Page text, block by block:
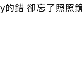
錯 卻忘了照照